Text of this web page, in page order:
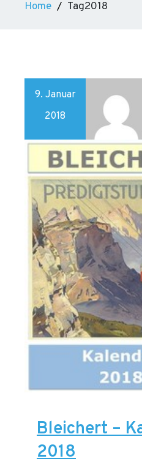
Home Tag2018
9. Januar
2018
Bleichert –
2018